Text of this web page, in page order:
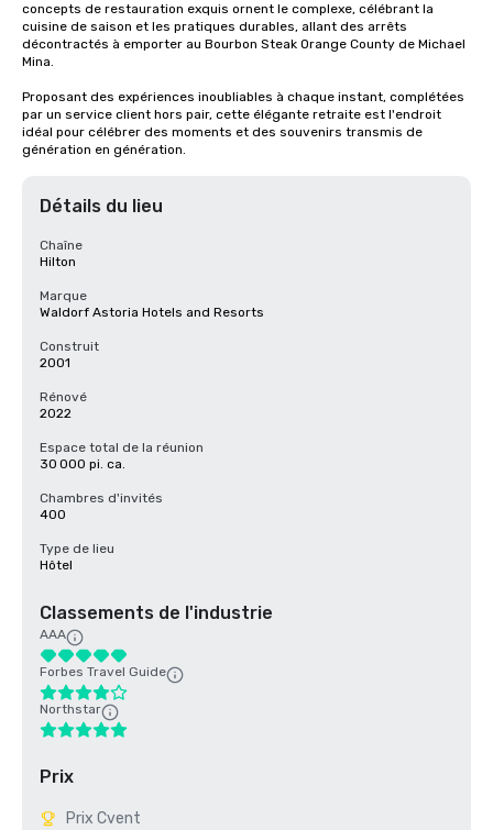
concepts de restauration exquis ornent le complexe, célébrant la
cuisine de saison et les pratiques durables, allant des arrêts
décontractés à emporter au Bourbon Steak Orange County de Michael
Mina.
Proposant des expériences inoubliables à chaque instant, complétées
par un service client hors pair, cette élégante retraite est l'endroit
idéal pour célébrer des moments et des souvenirs transmis de
génération en génération.
Détails du lieu
Chaîne
Hilton
Marque
Waldorf Astoria Hotels and Resorts
Construit
2001
Rénové
2022
Espace total de la réunion
30 000 pi. ca.
Chambres d'invités
400
Type de lieu
Hôtel
Classements de l'industrie
AAA
Forbes Travel Guide
Northstar
Prix
Prix Cvent